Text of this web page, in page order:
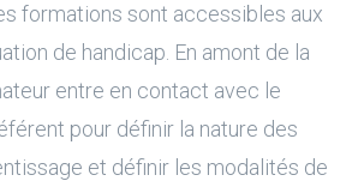
formations sont accessibles aux
de handicap. En amont de la
entre en contact avec le
pour définir la nature des
et définir les modalités de